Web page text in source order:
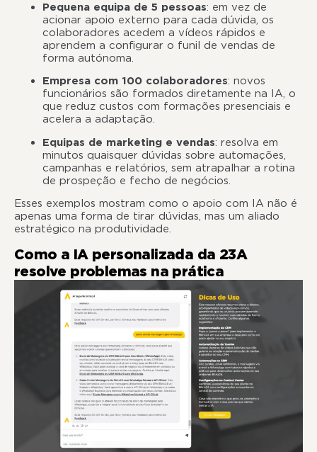
Pequena equipa de 5 pessoas: em vez de
acionar apoio externo para cada dúvida, os
colaboradores acedem a vídeos rápidos e
aprendem a configurar o funil de vendas de
forma autónoma.
Empresa com 100 colaboradores: novos
funcionários são formados diretamente na IA, o
que reduz custos com formações presenciais e
acelera a adaptação.
Equipas de marketing e vendas: resolva em
minutos quaisquer dúvidas sobre automações,
campanhas e relatórios, sem atrapalhar a rotina
de prospeção e fecho de negócios.
Esses exemplos mostram como o apoio com IA não é
apenas uma forma de tirar dúvidas, mas um aliado
estratégico na produtividade.
Como a IA personalizada da 23A
resolve problemas na prática